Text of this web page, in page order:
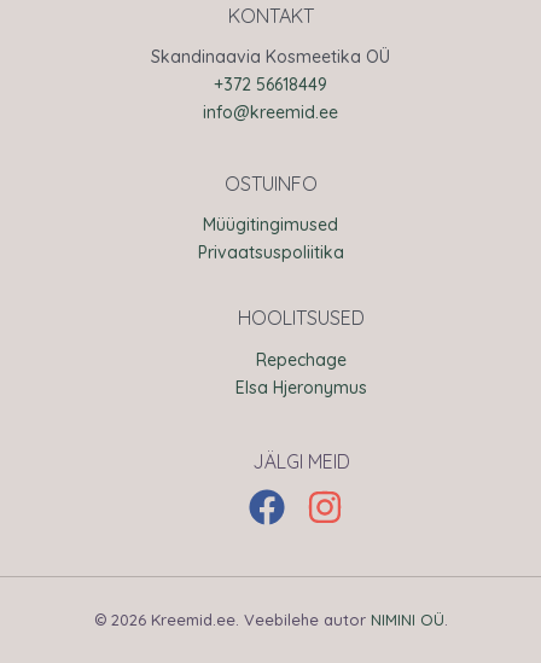
KONTAKT
Skandinaavia Kosmeetika OÜ
+372 56618449
info@kreemid.ee
OSTUINFO
Müügitingimused
Privaatsuspoliitika
HOOLITSUSED
Repechage
Elsa Hjeronymus
JÄLGI MEID
© 2026 Kreemid.ee. Veebilehe autor NIMINI OÜ